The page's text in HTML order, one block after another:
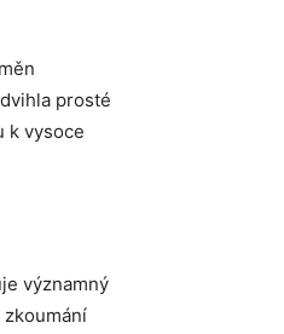
prosté
k vysoce
významný
zkoumání